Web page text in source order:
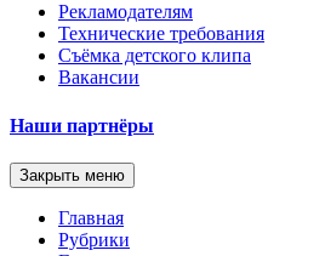
Рекламодателям
Технические требования
Съёмка детского клипа
Вакансии
Наши партнёры
Закрыть меню
Главная
Рубрики